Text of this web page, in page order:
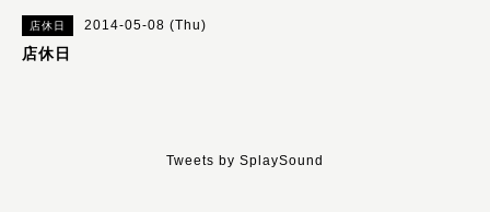
店休日 2014-05-08 (Thu)
店休日
Tweets by SplaySound